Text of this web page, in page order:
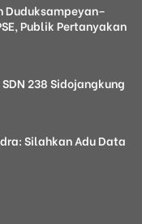
Duduksampeyan–
Publik Pertanyakan
238 Sidojangkung
Silahkan Adu Data